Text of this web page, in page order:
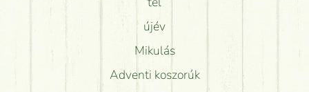
újév
Mikulás
Adventi koszorúk